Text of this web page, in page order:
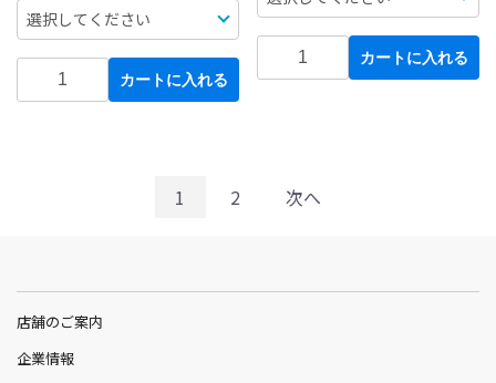
カートに入れる
カートに入れる
1 2 次へ
店舗のご案内
企業情報